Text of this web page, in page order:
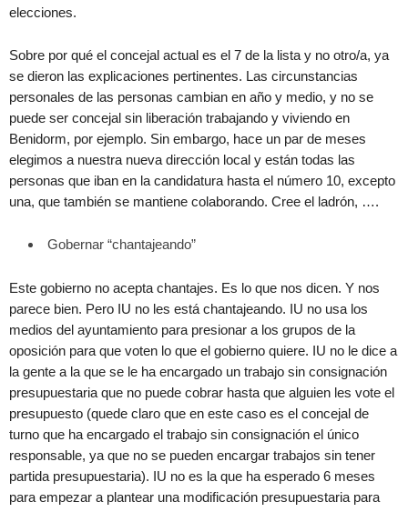
elecciones.
Sobre por qué el concejal actual es el 7 de la lista y no otro/a, ya
se dieron las explicaciones pertinentes. Las circunstancias
personales de las personas cambian en año y medio, y no se
puede ser concejal sin liberación trabajando y viviendo en
Benidorm, por ejemplo. Sin embargo, hace un par de meses
elegimos a nuestra nueva dirección local y están todas las
personas que iban en la candidatura hasta el número 10, excepto
una, que también se mantiene colaborando. Cree el ladrón, ….
Gobernar “chantajeando”
Este gobierno no acepta chantajes. Es lo que nos dicen. Y nos
parece bien. Pero IU no les está chantajeando. IU no usa los
medios del ayuntamiento para presionar a los grupos de la
oposición para que voten lo que el gobierno quiere. IU no le dice a
la gente a la que se le ha encargado un trabajo sin consignación
presupuestaria que no puede cobrar hasta que alguien les vote el
presupuesto (quede claro que en este caso es el concejal de
turno que ha encargado el trabajo sin consignación el único
responsable, ya que no se pueden encargar trabajos sin tener
partida presupuestaria). IU no es la que ha esperado 6 meses
para empezar a plantear una modificación presupuestaria para